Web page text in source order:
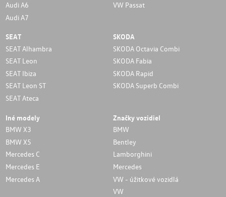
Audi A6
Audi A7
VW Passat
SEAT
SEAT Alhambra
SEAT Leon
SEAT Ibiza
SEAT Leon ST
SEAT Ateca
SKODA
SKODA Octavia Combi
SKODA Fabia
SKODA Rapid
SKODA Superb Combi
Iné modely
BMW X3
BMW X5
Mercedes C
Mercedes E
Mercedes A
Značky vozidiel
BMW
Bentley
Lamborghini
Mercedes
VW - úžitkové vozidlá
VW